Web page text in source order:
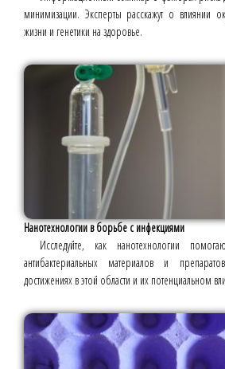
минимизации. Эксперты расскажут о влиянии
жизни и генетики на здоровье.
Нанотехнологии в борьбе с инфекциями
Исследуйте, как нанотехнологии
антибактериальных материалов и
достижениях в этой области и их потенциальном